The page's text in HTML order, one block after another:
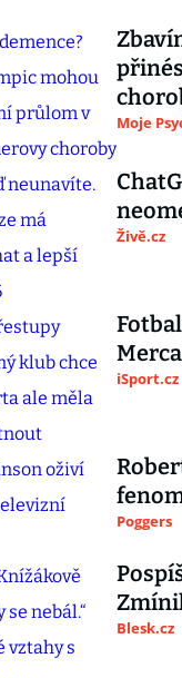
Moje
Živě.cz
iSport.cz
Poggers
Blesk.cz